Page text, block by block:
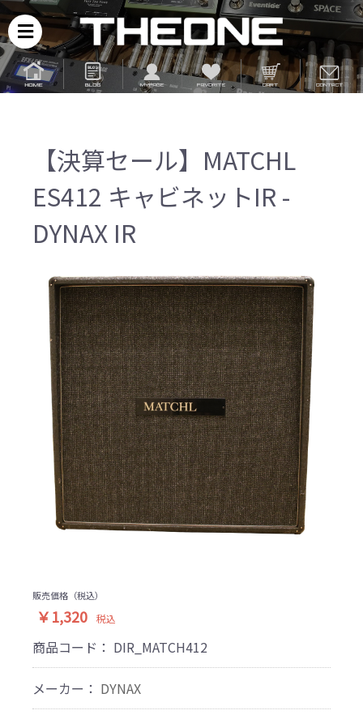
【決算セール】MATCHL
ES412 キャビネットIR -
DYNAX IR
販売価格（税込）
￥1,320 税込
商品コード： DIR_MATCH412
メーカー： DYNAX